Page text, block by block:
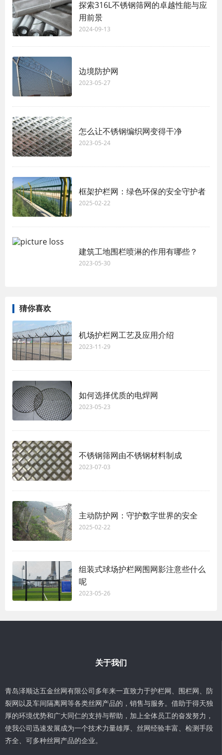
探索316L不锈钢筛网的卓越性能与应
用前景
2024-09-13
边境防护网
2023-05-27
怎么让不锈钢编织网变得干净
2023-05-24
框架护栏网：绿色环保的安全守护者
2025-02-22
建筑工地围栏喷淋的作用有哪些？
2023-05-30
猜你喜欢
机场护栏网工艺及应用介绍
2023-11-29
如何选择优质的电焊网
2023-05-23
不锈钢筛网由不锈钢材料制成
2023-07-03
主动防护网：守护数字世界的安全
2025-02-22
组装式球场护栏网围网影注意些什么
呢
2023-05-26
关于我们
青岛泽顺达五金丝网有限公司多年来一直致力于护栏网、围栏网、防
裂网以及车间隔离网等各类丝网产品的，销售与服务。借助于得天独
厚的环境优势和广大同仁的支持与帮助，加上全体员工的奋发努力，
使我公司迅速发展成为一个技术力量雄厚、丝网经验丰富、检测手段
齐全、可多种丝网产品的企业。